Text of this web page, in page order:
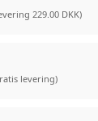
229.00 DKK)
levering)